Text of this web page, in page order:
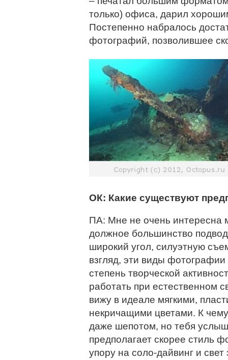
только) офиса, дарил
Постепенно набралось
фотографий, позволившее
ОК: Какие существуют
ПА: Мне не очень интересна
должное большинство
широкий угол, силуэтную
взгляд, эти виды
степень творческой
работать при естественном
вижу в идеале мягкими,
некричащими цветами. К
даже шепотом, но тебя
предполагает скорее стиль
упору на соло-дайвинг и